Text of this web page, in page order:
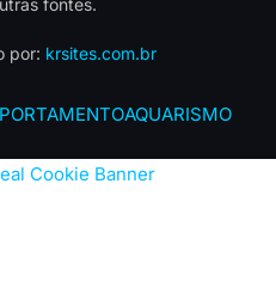
por: krsites.com.br
AQUARISMO
Cookie Banner